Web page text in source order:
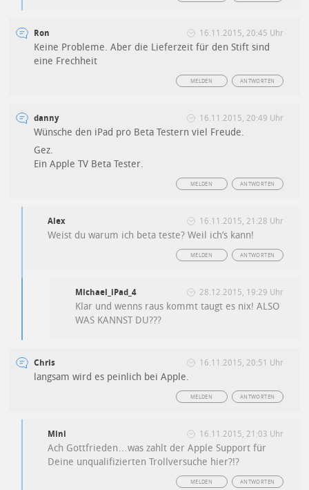
Ron 16.11.2015, 20:45 Uhr
Keine Probleme. Aber die Lieferzeit für den Stift sind
eine Frechheit
ANTWORTEN
MELDEN
danny 16.11.2015, 20:49 Uhr
Wünsche den iPad pro Beta Testern viel Freude.
Gez.
Ein Apple TV Beta Tester.
ANTWORTEN
MELDEN
Alex 16.11.2015, 21:28 Uhr
Weist du warum ich beta teste? Weil ich’s kann!
ANTWORTEN
MELDEN
Michael_iPad_4 28.12.2015, 19:29 Uhr
Klar und wenns raus kommt taugt es nix! ALSO
WAS KANNST DU???
Chris 16.11.2015, 20:51 Uhr
langsam wird es peinlich bei Apple.
ANTWORTEN
MELDEN
Mini 16.11.2015, 21:03 Uhr
Ach Gottfrieden…was zahlt der Apple Support für
Deine unqualifizierten Trollversuche hier?!?
ANTWORTEN
MELDEN